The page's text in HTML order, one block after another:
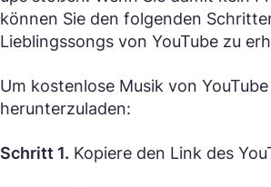
können Sie den folgenden
Lieblingssongs von YouTube zu
Um kostenlose Musik von
herunterzuladen:
Schritt 1. Kopiere den Link des